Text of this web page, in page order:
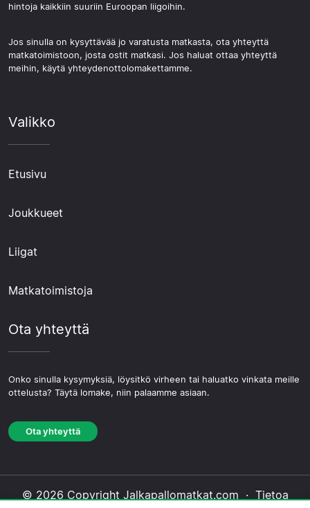
hintoja kaikkiin suuriin Euroopan liigoihin.
Jos sinulla on kysyttävää jo varatusta matkasta, ota yhteyttä
matkatoimistoon, josta ostit matkasi. Jos haluat ottaa yhteyttä
meihin, käytä yhteydenottolomakettamme.
Valikko
Etusivu
Joukkueet
Liigat
Matkatoimistoja
Ota yhteyttä
Onko sinulla kysymyksiä, löysitkö virheen tai haluatko vinkata meille
ottelusta? Täytä lomake, niin palaamme asiaan.
Ota yhteyttä
© 2026 Copyright Jalkapallomatkat.com · Tietoa